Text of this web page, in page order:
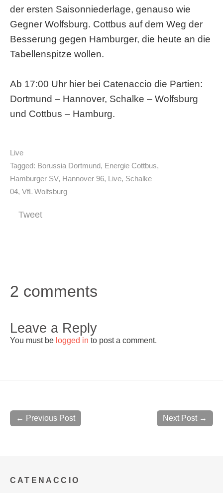
der ersten Saisonniederlage, genauso wie
Gegner Wolfsburg. Cottbus auf dem Weg der
Besserung gegen Hamburger, die heute an die
Tabellenspitze wollen.
Ab 17:00 Uhr hier bei Catenaccio die Partien:
Dortmund – Hannover, Schalke – Wolfsburg
und Cottbus – Hamburg.
Live
Tagged: Borussia Dortmund, Energie Cottbus,
Hamburger SV, Hannover 96, Live, Schalke
04, VfL Wolfsburg
Tweet
2 comments
Leave a Reply
You must be logged in to post a comment.
Next Post →
← Previous Post
CATENACCIO